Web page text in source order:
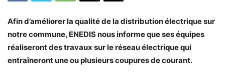
Afin d’améliorer la qualité de la distribution électrique sur
notre commune, ENEDIS nous informe que ses équipes
réaliseront des travaux sur le réseau électrique qui
entraîneront une ou plusieurs coupures de courant.